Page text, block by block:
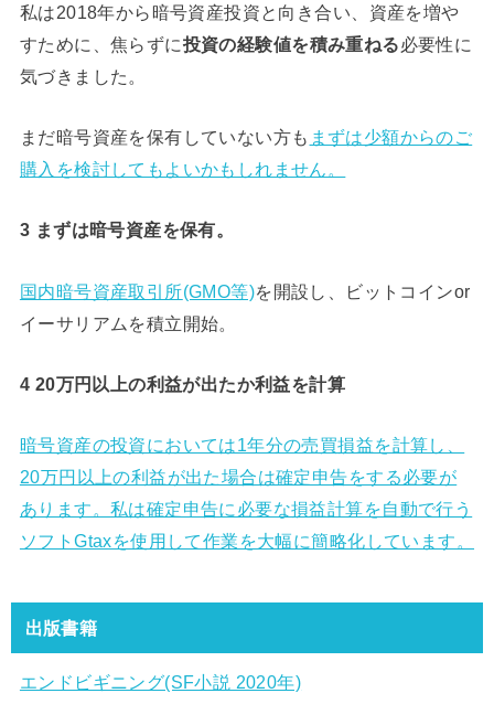
私は2018年から暗号資産投資と向き合い、資産を増や
すために、焦らずに投資の経験値を積み重ねる必要性に
気づきました。
まだ暗号資産を保有していない方も まずは少額からのご
購入を検討してもよいかもしれません。
3 まずは暗号資産を保有。
国内暗号資産取引所(GMO等)を開設し、ビットコインor
イーサリアムを積立開始。
4 20万円以上の利益が出たか利益を計算
暗号資産の投資においては1年分の売買損益を計算し、
20万円以上の利益が出た場合は確定申告をする必要が
あります。私は確定申告に必要な損益計算を自動で行う
ソフトGtaxを使用して作業を大幅に簡略化しています。
出版書籍
エンドビギニング(SF小説 2020年)